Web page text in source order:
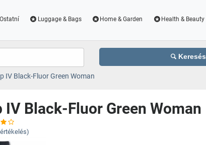
Ostatní Luggage & Bags Home & Garden Health & Beauty
Keresés
IV Black-Fluor Green Woman
Black-Fluor Green Woman
értékelés)